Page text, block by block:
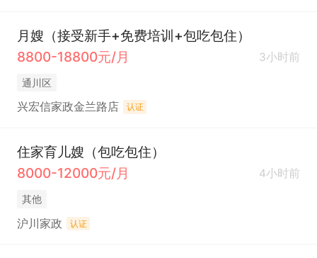
月嫂（接受新手+免费培训+包吃包住）
8800-18800元/月
3小时前
通川区
兴宏信家政金兰路店 认证
住家育儿嫂（包吃包住）
8000-12000元/月
4小时前
其他
沪川家政 认证